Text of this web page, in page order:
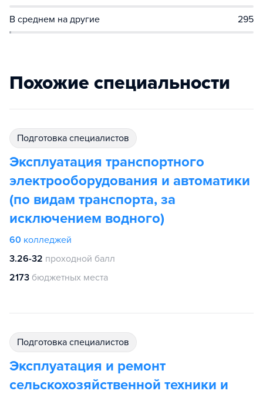
В среднем на другие 295
Похожие специальности
подготовка специалистов
Эксплуатация транспортного
электрооборудования и автоматики
(по видам транспорта, за
исключением водного)
60 колледжей
3.26-32 проходной балл
2173 бюджетных места
подготовка специалистов
Эксплуатация и ремонт
сельскохозяйственной техники и